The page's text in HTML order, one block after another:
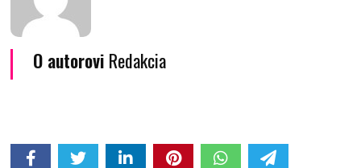
O autorovi Redakcia